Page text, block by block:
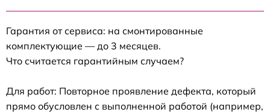
Гарантия от сервиса: на смонтированные
комплектующие — до 3 месяцев.
Что считается гарантийным случаем?
Для работ: Повторное проявление дефекта, который
прямо обусловлен с выполненной работой (например,